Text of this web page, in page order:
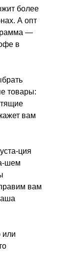
более
А опт
—
в
товары:
вам
ция
шем
вам
или